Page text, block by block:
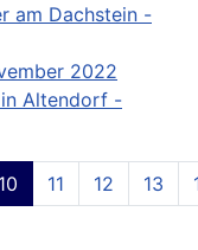
am Dachstein -
2022
in Altendorf -
**Page 10 of 73**
10 11 12 13